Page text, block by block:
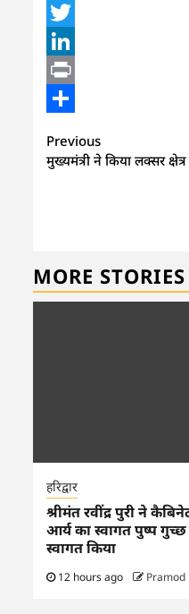
Facebook
Twitter
LinkedIn
Print
Continue
Reading
Previous
मुख्यमंत्री ने किया लक्सर
MORE STORIES
हरिद्वार
श्रीमंत रवींद्र पुरी ने
आर्य का स्वागत पुष्प
स्वागत किया
12 hours ago Pramod